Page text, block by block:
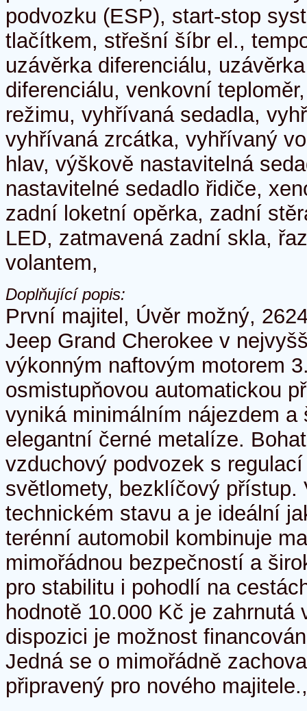
podvozku (ESP), start-stop
tlačítkem, střešní šíbr el.,
uzávěrka diferenciálu,
diferenciálu, venkovní
režimu, vyhřívaná sedadla,
vyhřívaná zrcátka, vyhřívaný
hlav, výškově nastavitelná
nastavitelné sedadlo řidiče,
zadní loketní opěrka, zadní
LED, zatmavená zadní skla,
volantem,
Doplňující popis:
První majitel, Úvěr možný,
Jeep Grand Cherokee v
výkonným naftovým motorem
osmistupňovou automatickou
vyniká minimálním nájezdem a
elegantní černé metalíze.
vzduchový podvozek s
světlomety, bezklíčový přístup.
technickém stavu a je ideální
terénní automobil kombinuje
mimořádnou bezpečností a
pro stabilitu i pohodlí na
hodnotě 10.000 Kč je zahrnutá
dispozici je možnost
Jedná se o mimořádně
připravený pro nového majitele.,